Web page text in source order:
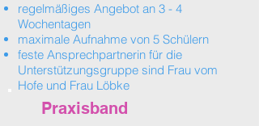
regelmäßiges Angebot an 3 - 4
Wochentagen
maximale Aufnahme von 5 Schülern
feste Ansprechpartnerin für die
Unterstützungsgruppe sind Frau vom
Hofe und Frau Löbke
Praxisband